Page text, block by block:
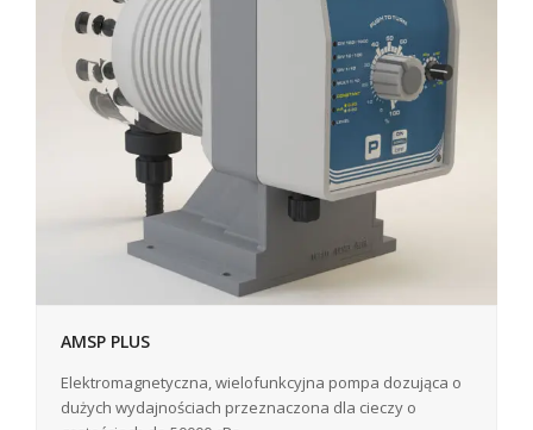
AMSP PLUS
Elektromagnetyczna, wielofunkcyjna pompa dozująca o
dużych wydajnościach przeznaczona dla cieczy o